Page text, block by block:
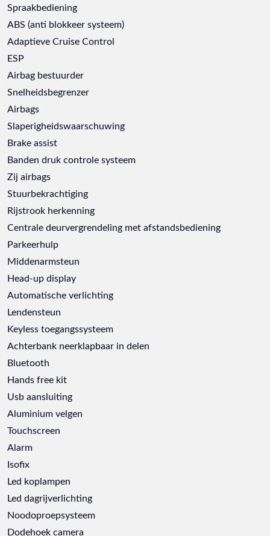
Spraakbediening
ABS (anti blokkeer systeem)
Adaptieve Cruise Control
ESP
Airbag bestuurder
Snelheidsbegrenzer
Airbags
Slaperigheidswaarschuwing
Brake assist
Banden druk controle systeem
Zij airbags
Stuurbekrachtiging
Rijstrook herkenning
Centrale deurvergrendeling met afstandsbediening
Parkeerhulp
Middenarmsteun
Head-up display
Automatische verlichting
Lendensteun
Keyless toegangssysteem
Achterbank neerklapbaar in delen
Bluetooth
Hands free kit
Usb aansluiting
Aluminium velgen
Touchscreen
Alarm
Isofix
Led koplampen
Led dagrijverlichting
Noodoproepsysteem
Dodehoek camera